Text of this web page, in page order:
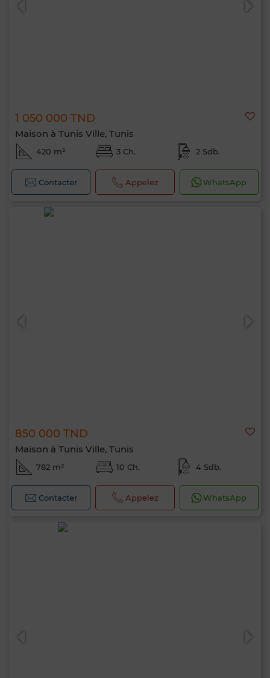
1 050 000 TND
Maison à Tunis Ville, Tunis
420 m² 3 Ch. 2 Sdb.
Contacter Appelez WhatsApp
850 000 TND
Maison à Tunis Ville, Tunis
782 m² 10 Ch. 4 Sdb.
Contacter Appelez WhatsApp